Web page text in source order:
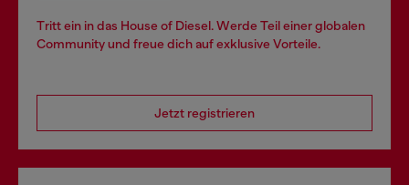
Tritt ein in das House of Diesel. Werde Teil einer globalen
Community und freue dich auf exklusive Vorteile.
Jetzt registrieren